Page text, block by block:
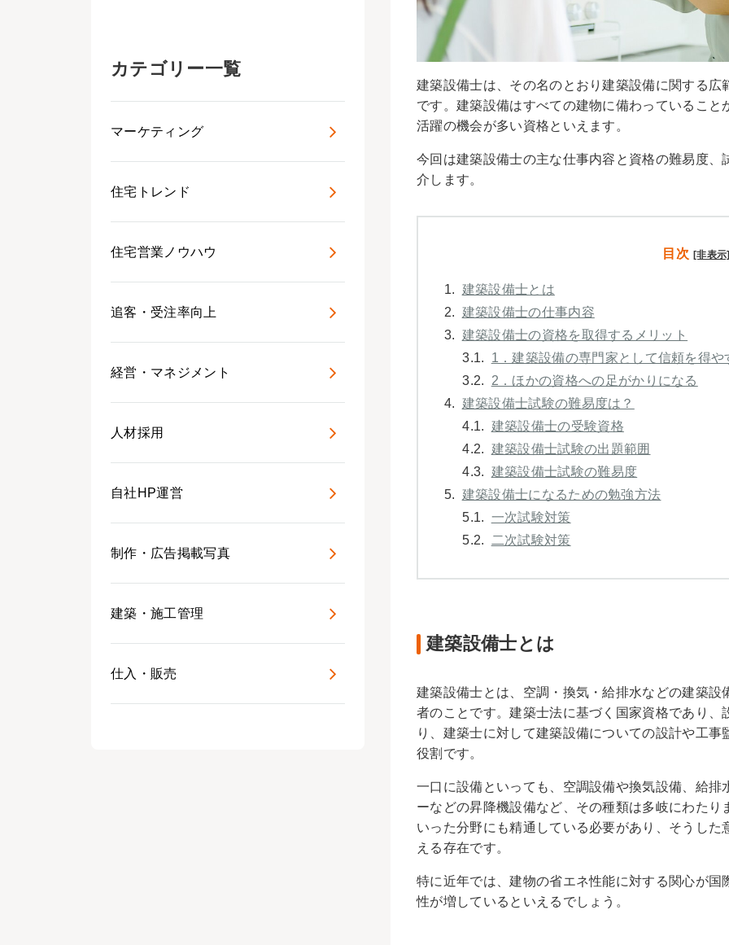
カテゴリー一覧
マーケティング
住宅トレンド
住宅営業ノウハウ
追客・受注率向上
経営・マネジメント
人材採用
自社HP運営
制作・広告掲載写真
建築・施工管理
仕入・販売
建築設備士は、その名のとおり建築設備に関する
です。建築設備はすべての建物に備わっているこ
活躍の機会が多い資格といえます。
今回は建築設備士の主な仕事内容と資格の難易度
介します。
目次 [非表
1. 建築設備士とは
2. 建築設備士の仕事内容
3. 建築設備士の資格を取得するメリット
3.1.
1．建築設備の専門家として信頼を得や
3.2.
2．ほかの資格への足がかりになる
4. 建築設備士試験の難易度は？
4.1. 建築設備士の受験資格
4.2. 建築設備士試験の出題範囲
4.3. 建築設備士試験の難易度
5. 建築設備士になるための勉強方法
5.1. 一次試験対策
5.2.
二次試験対策
建築設備士とは
建築設備士とは、空調・換気・給排水などの建築
者のことです。建築士法に基づく国家資格であり
り、建築士に対して建築設備についての設計や工
役割です。
一口に設備といっても、空調設備や換気設備、給
ーなどの昇降機設備など、その種類は多岐にわた
いった分野にも精通している必要があり、そうし
える存在です。
特に近年では、建物の省エネ性能に対する関心が
性が増しているといえるでしょう。